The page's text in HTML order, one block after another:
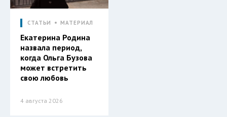
СТАТЬИ МАТЕРИАЛ
Екатерина Родина
назвала период,
когда Ольга Бузова
может встретить
свою любовь
4 августа 2026